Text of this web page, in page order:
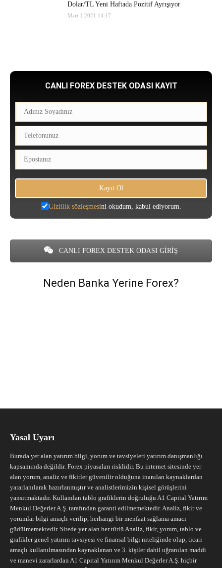
Dolar/TL Yeni Haftada Pozitif Ayrışıyor
Mart 1 2021 14:17
CANLI FOREX DESTEK ODASI KAYIT
Gizlilik sözleşmesini okudum, kabul ediyorum.
CANLI FOREX DESTEK ODASI GİRİŞ
Neden Banka Yerine Forex?
Yasal Uyarı
Burada yer alan yatırım bilgi, yorum ve tavsiyeleri yatırım danışmanlığı
kapsamında değildir. Forex piyasaları risklidir. Bu internet sitesinde yer
alan yorum, analiz ve fikirler güvenilir olduğuna inanılan kaynaklardan
yararlanılarak hazırlanmıştır ve analistlerimizin kişisel görüşlerini
yansıtmaktadır. Kullanılan tablo grafiklerin doğruluğu A1 Capital Yatırım
Menkul Değerler A.Ş. tarafından garanti edilmemektedir. Analiz, fikir ve
yorumlar bilgi amaçlı verilip, herhangi bir menfaat sağlama amacı
güdülmemektedir. Sitede yer alan her türlü Analiz, fikir, yorum, tablo ve
grafikler genel yatırım tavsiyesi ve finansal bilgi niteliğinde olup, ticari
amaçlı kullanılmasından kaynaklanan ve 3. kişiler dahil uğranılan maddi
ve manevi zararlardan A1 Capital Yatırım Menkul Değerler A.Ş. hiçbir